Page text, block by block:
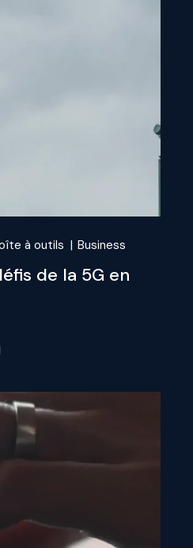
à outils Business
de la 5G en